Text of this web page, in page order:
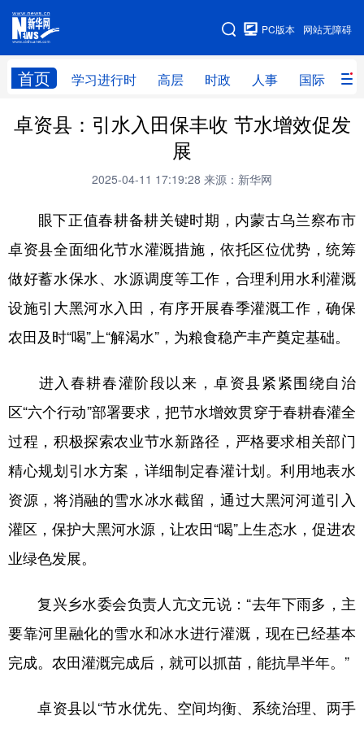
网站无障碍
PC版本
首页 学习进行时 高层 时政 人事 国际 财
网站地图
学习进行时 高层 时政 人事
全球连线
科技 科创 量子 体育
文化 书画 健康 军事
法律 中央文件 金融 汽车
学术中国 乡村振兴 银龄 溯源中国
彩票 娱乐 时尚 悦读
公益 一带一路 亚太网 上市公司
文化产业
地方频道
北京 天津 河北 山西
辽宁 吉林 上海 江苏
浙江 安徽 福建 江西
卓资县：引水入田保丰收 节水增效促发
展
2025-04-11 17:19:28 来源：新华网
眼下正值春耕备耕关键时期，内蒙古乌兰察布市
卓资县全面细化节水灌溉措施，依托区位优势，统筹
做好蓄水保水、水源调度等工作，合理利用水利灌溉
设施引大黑河水入田，有序开展春季灌溉工作，确保
农田及时“喝”上“解渴水”，为粮食稳产丰产奠定基础。
进入春耕春灌阶段以来，卓资县紧紧围绕自治
区“六个行动”部署要求，把节水增效贯穿于春耕春灌全
过程，积极探索农业节水新路径，严格要求相关部门
精心规划引水方案，详细制定春灌计划。利用地表水
资源，将消融的雪水冰水截留，通过大黑河河道引入
灌区，保护大黑河水源，让农田“喝”上生态水，促进农
业绿色发展。
复兴乡水委会负责人亢文元说：“去年下雨多，主
要靠河里融化的雪水和冰水进行灌溉，现在已经基本
完成。农田灌溉完成后，就可以抓苗，能抗旱半年。”
卓资县以“节水优先、空间均衡、系统治理、两手